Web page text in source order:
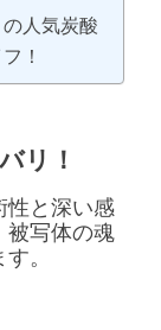
人気炭酸
！
リ！
性と深い感
被写体の魂
。